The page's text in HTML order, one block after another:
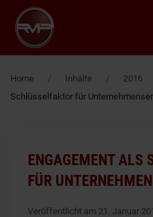
Zum Hauptinhalt springen
Home Inhalte 2016
Schlüsselfaktor für
ENGAGEMENT ALS
FÜR
Veröffentlicht am 21. Januar